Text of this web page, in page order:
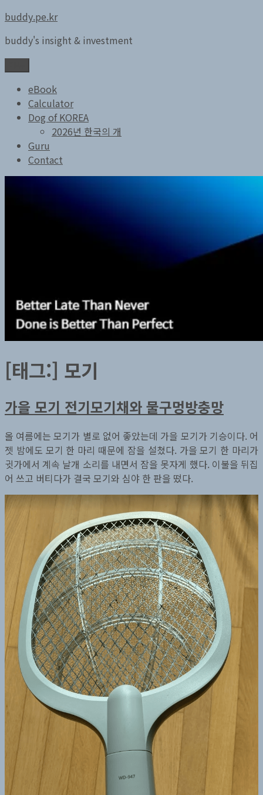
콘
츠
로
바
buddy.pe.kr
buddy's insight & investment
eBook
Calculator
Dog of KOREA
2026년 한국의 개
Guru
Contact
[태그:] 모기
가을 모기 전기모기채와 물구멍방충망
올 여름에는 모기가 별로 없어 좋았는데 가을 모기가 기승이다. 어
젯 밤에도 모기 한 마리 때문에 잠을 설쳤다. 가을 모기 한 마리가
귓가에서 계속 날개 소리를 내면서 잠을 못자게 했다. 이불을 뒤집
어 쓰고 버티다가 결국 모기와 심야 한 판을 떴다.